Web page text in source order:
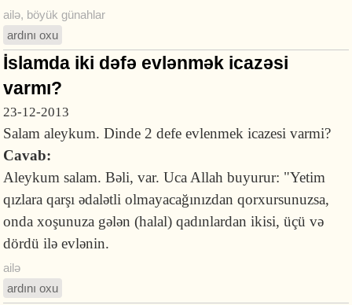
ailə, böyük günahlar
ardını oxu
İslamda iki dəfə evlənmək icazəsi
varmı?
23-12-2013
Salam aleykum. Dinde 2 defe evlenmek icazesi varmi?
Cavab:
Aleykum salam. Bəli, var. Uca Allah buyurur: "Yetim
qızlara qarşı ədalətli olmayacağınızdan qorxursunuzsa,
onda xoşunuza gələn (halal) qadınlardan ikisi, üçü və
dördü ilə evlənin.
ailə
ardını oxu